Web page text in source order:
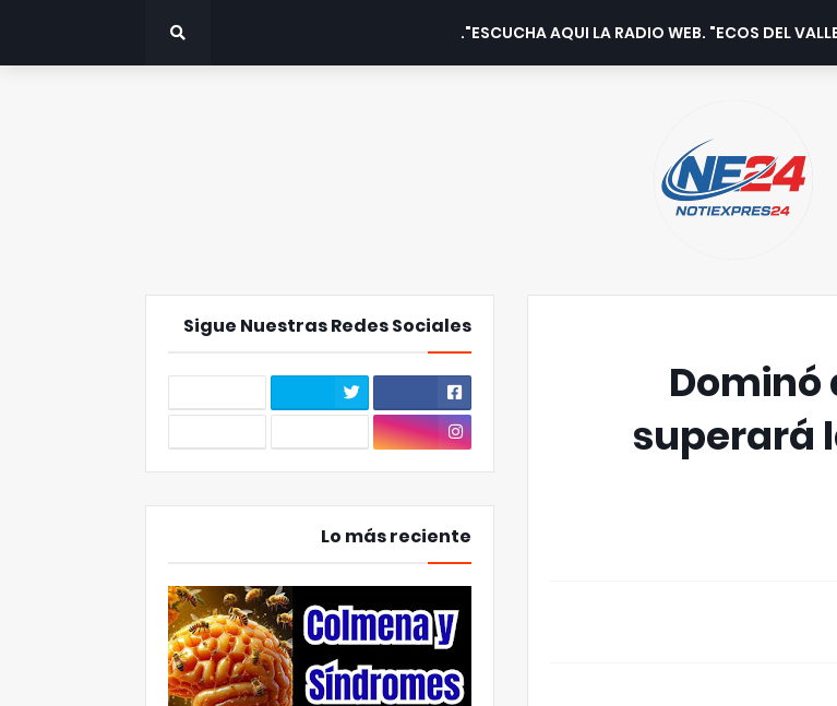
ESCUCHA AQUI LA RADIO WEB. "ECOS DEL
Dominó
superará
Sigue Nuestras Redes Sociales
Lo más reciente